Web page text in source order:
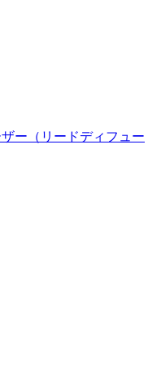
ー（リードディフュー